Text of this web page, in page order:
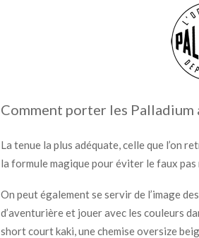
Comment porter les Palladium
La tenue la plus adéquate, celle que l’on
la formule magique pour éviter le faux
On peut également se servir de l’image
d’aventurière et jouer avec les couleurs
short court kaki, une chemise oversize